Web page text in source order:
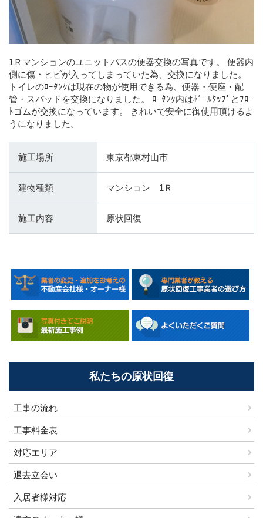
1Ｒマンションのユニットバスの便器交換の写真です。 便器内
側に傷・ヒビが入ってしまっていた為、交換になりました。
トイレのﾛｰﾀﾝｸは現在の物が使用できる為、便器・便座・配
管・スパッドを交換になりました。 ﾛｰﾀﾝｸ内はﾎﾞｰﾙﾀｯﾌﾟとﾌﾛｰ
ﾄゴムが交換になっています。 きれいで安全に御使用頂けるよ
うになりました。
施工場所 東京都東村山市
建物種類 マンション 1Ｒ
施工内容 原状回復
私たちの原状回復
工事の流れ
工事料金表
対応エリア
退去立会い
入居者様対応